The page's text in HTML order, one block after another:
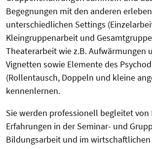
Begegnungen mit den anderen
unterschiedlichen Settings
Kleingruppenarbeit und
Theaterarbeit wie z.B. Aufwärmungen
Vignetten sowie Elemente des
(Rollentausch, Doppeln und kleine
kennenlernen.
Sie werden professionell begleitet
Erfahrungen in der Seminar- und
Bildungsarbeit und im